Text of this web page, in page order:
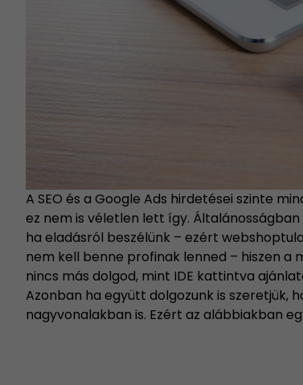
A SEO és a Google Ads hirdetései szinte
ez nem is véletlen lett így.
ha eladásról beszélünk – ezért
nem kell benne profinak lenned – hiszen a
nincs más dolgod, mint IDE kattintva
Azonban ha együtt dolgozunk is szeretjük,
nagyvonalakban is. Ezért az alábbiakban